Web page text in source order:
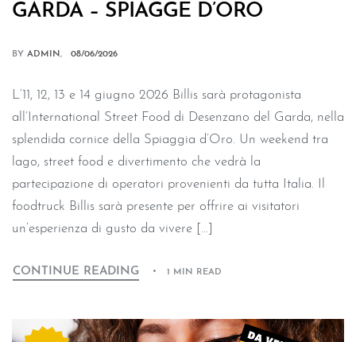
GARDA – SPIAGGE D’ORO
BY ADMIN 08/06/2026
L’11, 12, 13 e 14 giugno 2026 Billis sarà protagonista
all’International Street Food di Desenzano del Garda, nella
splendida cornice della Spiaggia d’Oro. Un weekend tra
lago, street food e divertimento che vedrà la
partecipazione di operatori provenienti da tutta Italia. Il
foodtruck Billis sarà presente per offrire ai visitatori
un’esperienza di gusto da vivere […]
CONTINUE READING 1 MIN READ